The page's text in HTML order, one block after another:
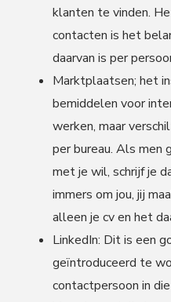
klanten te vinden.
contacten is het
daarvan is per
Marktplaatsen; het
bemiddelen voor
werken, maar
per bureau. Als men
met je wil, schrijf je
immers om jou, jij
alleen je cv en het
LinkedIn: Dit is een
geïntroduceerd te
contactpersoon in